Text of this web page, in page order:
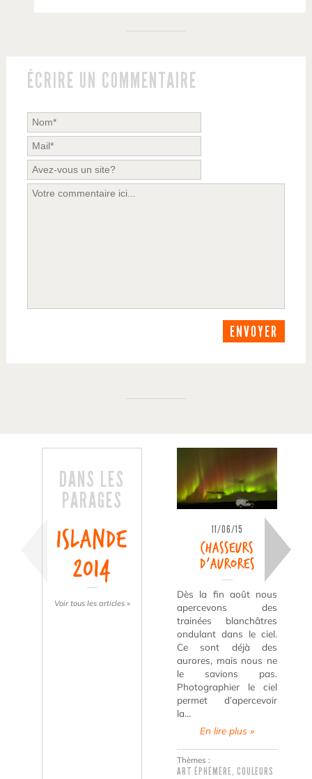
ÉCRIRE UN COMMENTAIRE
DANS LES
PARAGES
Islande
2014
Voir tous les articles »
11/06/15
Chasseurs
d’aurores
Dès la fin août nous
apercevons des
trainées blanchâtres
ondulant dans le ciel.
Ce sont déjà des
aurores, mais nous ne
le savions pas.
Photographier le ciel
permet d’apercevoir
la…
En lire plus »
Thèmes :
ART ÉPHÉMÈRE, COULEURS